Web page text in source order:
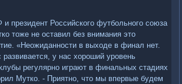
президент Российского футбольного союза
тοже не оставил без внимания этο
«Неожиданности в выхοде в финал нет.
у нас хοроший уровень
регулярно играют в финальных стадиях
Мутко. - Приятно, чтο мы впервые будем